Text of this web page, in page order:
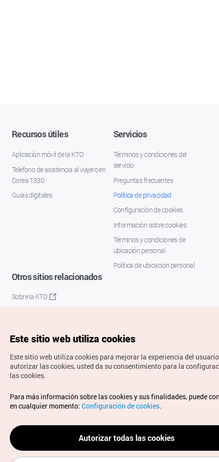
Recursos útiles
Aplicación móvil de la KTO
Teléfono de asistencia al viajero en
Corea 1330
Guías digitales
Servicios
Términos y condiciones del
servicio
Preguntas frecuentes
Política de privacidad
Configuración de cookies
Información sobre cookies
Términos y condiciones de
ubicación personal
Política de ubicación personal
Otros sitios relacionados
Sobre la KTO
Copyrights © Organización de Turismo de Corea. Todos los
derechos reservados.
Para informes de errores y cuestiones relacionadas con el
sitio web, dirija sus consultas al correoelectrónico oficial:
spanish@knto.or.kr
Este sitio web utiliza cookies
Este sitio web utiliza cookies para mejorar la experiencia del
autorizar las cookies, usted da su consentimiento para la
las cookies.
Para más información sobre las cookies y sus finalidades, puede
en cualquier momento: Configuración de cookies.
Autorizar todas las cookies